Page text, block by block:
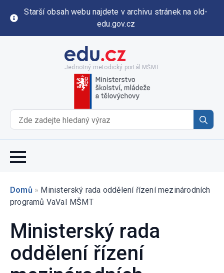
Starší obsah webu najdete v archivu stránek na old-
edu.gov.cz
Jednotný metodický portál MŠMT
for:
Domů » Ministerský rada oddělení řízení mezinárodních
programů VaVaI MŠMT
Ministerský rada
oddělení řízení